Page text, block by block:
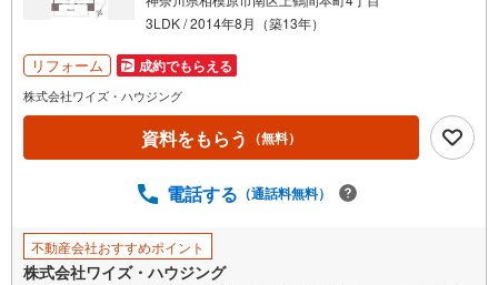
3LDK / 2014年8月（築13年）
リフォーム 成約でもらえる
株式会社ワイズ・ハウジング
資料をもらう （無料）
電話する （通話料無料）
不動産会社おすすめポイント
株式会社ワイズ・ハウジング